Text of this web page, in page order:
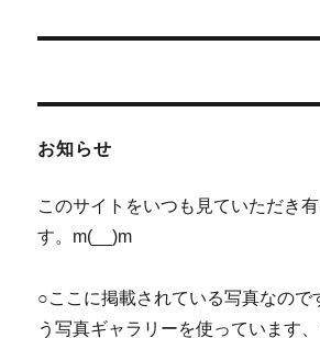
ゲ
ー
シ
ョ
ン
お知らせ
このサイトをいつも見ていただき
す。m(__)m
○ここに掲載されている写真なので
う写真ギャラリーを使っています